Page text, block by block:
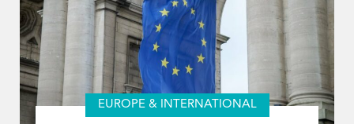
EUROPE & INTERNATIONAL